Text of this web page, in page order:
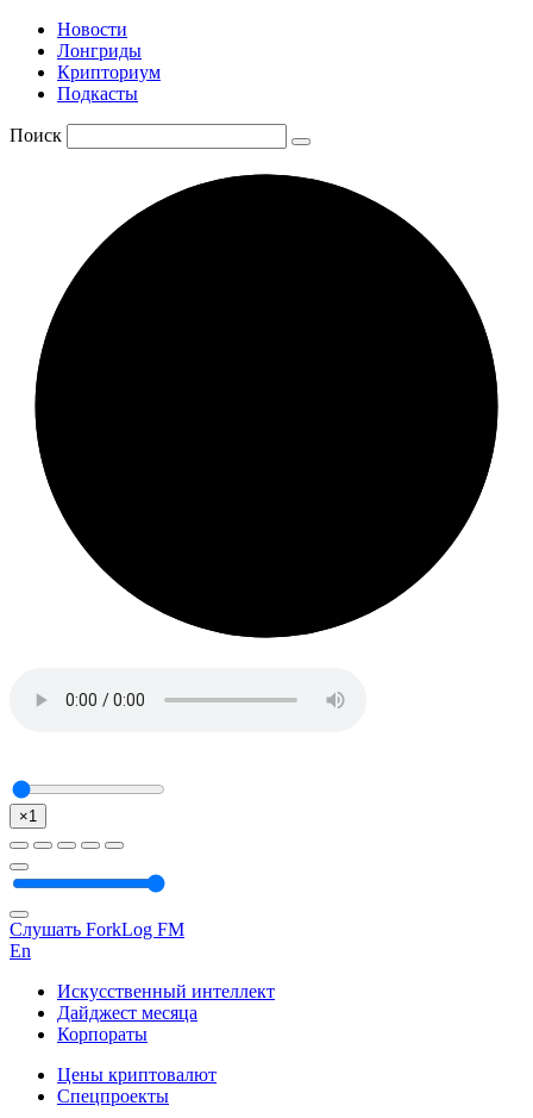
Новости
Лонгриды
Крипториум
Подкасты
Поиск
×1
Слушать ForkLog FM
En
Искусственный интеллект
Дайджест месяца
Корпораты
Цены криптовалют
Спецпроекты